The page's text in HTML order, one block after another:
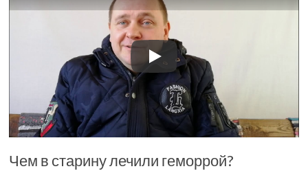
Чем в старину лечили геморрой?